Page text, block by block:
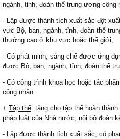
ngành, tỉnh, đoàn thể trung ương công
- Lập được thành tích xuất sắc đột
vực Bộ, ban, ngành, tỉnh, đoàn thể
thưởng cao ở khu vực hoặc thế giới;
- Có phát minh, sáng chế được ứng
được Bộ, ban, ngành, tỉnh, đoàn thể
- Có công trình khoa học hoặc tác
công nhận.
+ Tập thể: tặng cho tập thể hoàn
pháp luật của Nhà nước, nội bộ đoàn
- Lập được thành tích xuất sắc, có